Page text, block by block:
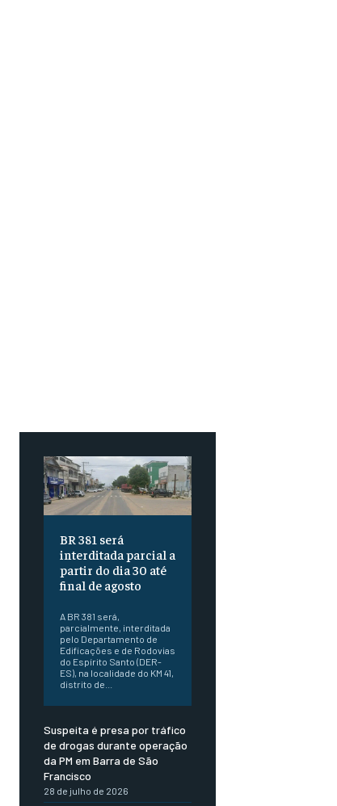
BR 381 será
interditada parcial a
partir do dia 30 até
final de agosto
A BR 381 será,
parcialmente, interditada
pelo Departamento de
Edificações e de Rodovias
do Espírito Santo (DER-
ES), na localidade do KM 41,
distrito de...
Suspeita é presa por tráfico
de drogas durante operação
da PM em Barra de São
Francisco
28 de julho de 2026